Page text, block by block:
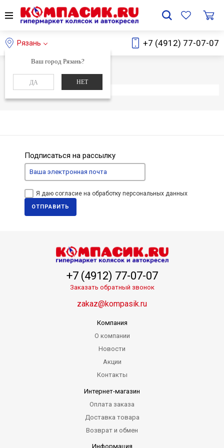
Рязань
Ваш город Рязань?
ДА НЕТ
+7 (4912) 77-07-07
Главная Каталог
Элемент не найден
Подписаться на рассылку
Я даю согласие на обработку персональных данных
ОТПРАВИТЬ
+7 (4912) 77-07-07
Заказать обратный звонок
zakaz@kompasik.ru
Компания
О компании
Новости
Акции
Контакты
Интернет-магазин
Оплата заказа
Доставка товара
Возврат и обмен
Информация